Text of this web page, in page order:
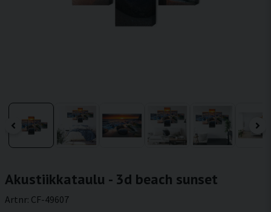
Akustiikkataulu - 3d beach sunset
Artnr: CF-49607